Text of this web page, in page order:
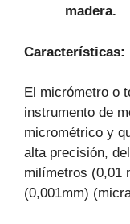
madera.
Características:
El micrómetro o
instrumento de
micrométrico y
alta precisión,
milímetros (0,01
(0,001mm)